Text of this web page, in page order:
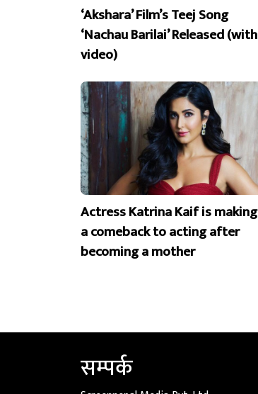
‘Akshara’ Film’s Teej Song
‘Nachau Barilai’ Released (with
video)
Actress Katrina Kaif is making
a comeback to acting after
becoming a mother
सम्पर्क